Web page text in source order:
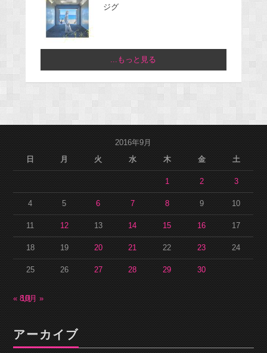
ジグ
...もっと見る
2016年9月
日
月 火 水 木 金 土
1 2 3
4 5 6 7 8 9 10
11 12 13 14 15 16 17
18 19 20 21 22 23 24
25 26 27 28 29 30
« 8月
10月 »
アーカイブ